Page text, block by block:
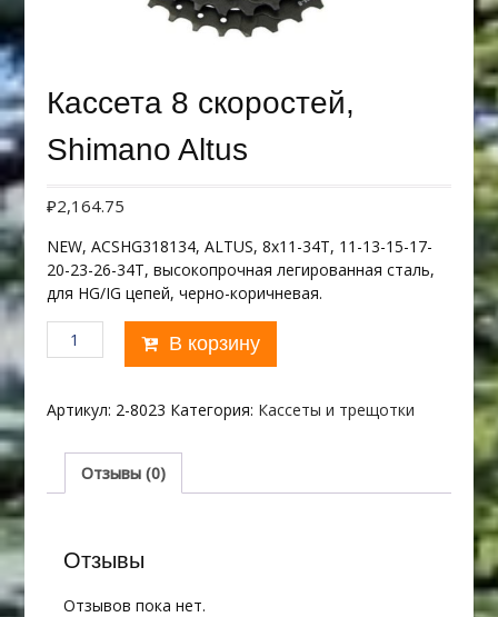
Кассета 8 скоростей,
Shimano Altus
₽2,164.75
NEW, ACSHG318134, ALTUS, 8х11-34Т, 11-13-15-17-
20-23-26-34T, высокопрочная легированная сталь,
для HG/IG цепей, черно-коричневая.
Количество
товара
8
скоростей,
Shimano
В корзину
Артикул: 2-8023 Категория: Кассеты и трещотки
Отзывы (0)
Отзывы
Отзывов пока нет.